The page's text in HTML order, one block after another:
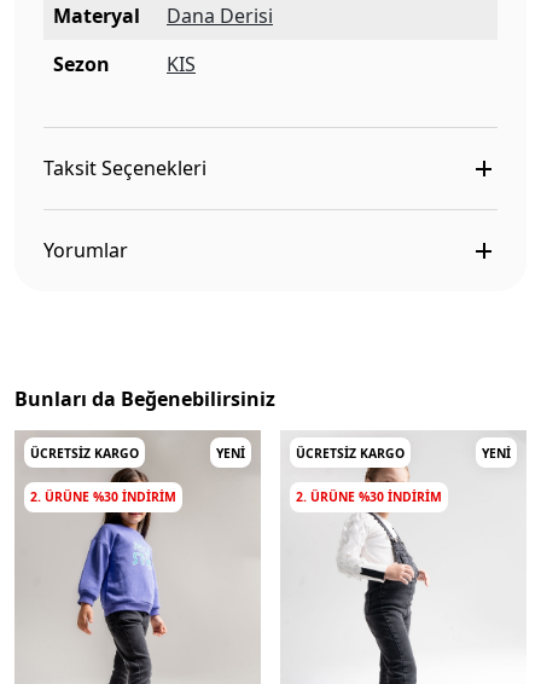
Materyal
Dana Derisi
Sezon
KIS
Taksit Seçenekleri
Yorumlar
Bunları da Beğenebilirsiniz
ÜCRETSIZ KARGO YENI
2. ÜRÜNE %30 INDIRIM
ÜCRETSIZ KARGO YENI
2. ÜRÜNE %30 INDIRIM